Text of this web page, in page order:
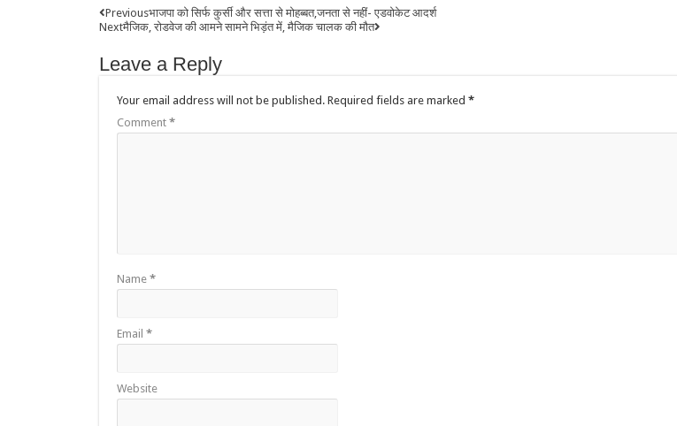
Previousभाजपा को सिर्फ कुर्सी और सत्ता से मोहब्बत,जनता से नहीं- एडवोकेट आदर्श
Nextमैजिक, रोडवेज की आमने सामने भिड़ंत में, मैजिक चालक की मौत
Leave a Reply
Your email address will not be published. Required fields are marked *
Comment *
Name *
Email *
Website